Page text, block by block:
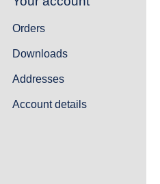
Orders
Downloads
Addresses
Account details